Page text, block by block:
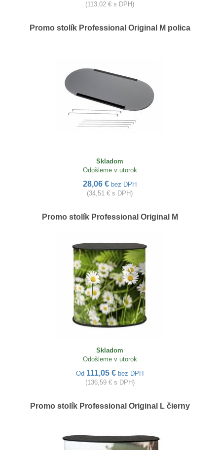
(113,02 € s DPH)
Promo stolík Professional Original M polica
Skladom
Odošleme v utorok
28,06 € bez DPH
(34,51 € s DPH)
Promo stolík Professional Original M
Skladom
Odošleme v utorok
Od 111,05 € bez DPH
(136,59 € s DPH)
Promo stolík Professional Original L čierny